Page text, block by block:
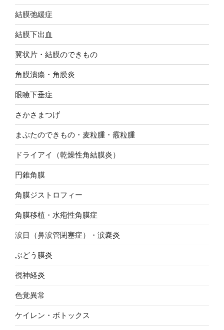
結膜弛緩症
結膜下出血
翼状片・結膜のできもの
角膜潰瘍・角膜炎
眼瞼下垂症
さかさまつげ
まぶたのできもの・麦粒腫・霰粒腫
ドライアイ（乾燥性角結膜炎）
円錐角膜
角膜ジストロフィー
角膜移植・水疱性角膜症
涙目（鼻涙管閉塞症）・涙嚢炎
ぶどう膜炎
視神経炎
色覚異常
ケイレン・ボトックス